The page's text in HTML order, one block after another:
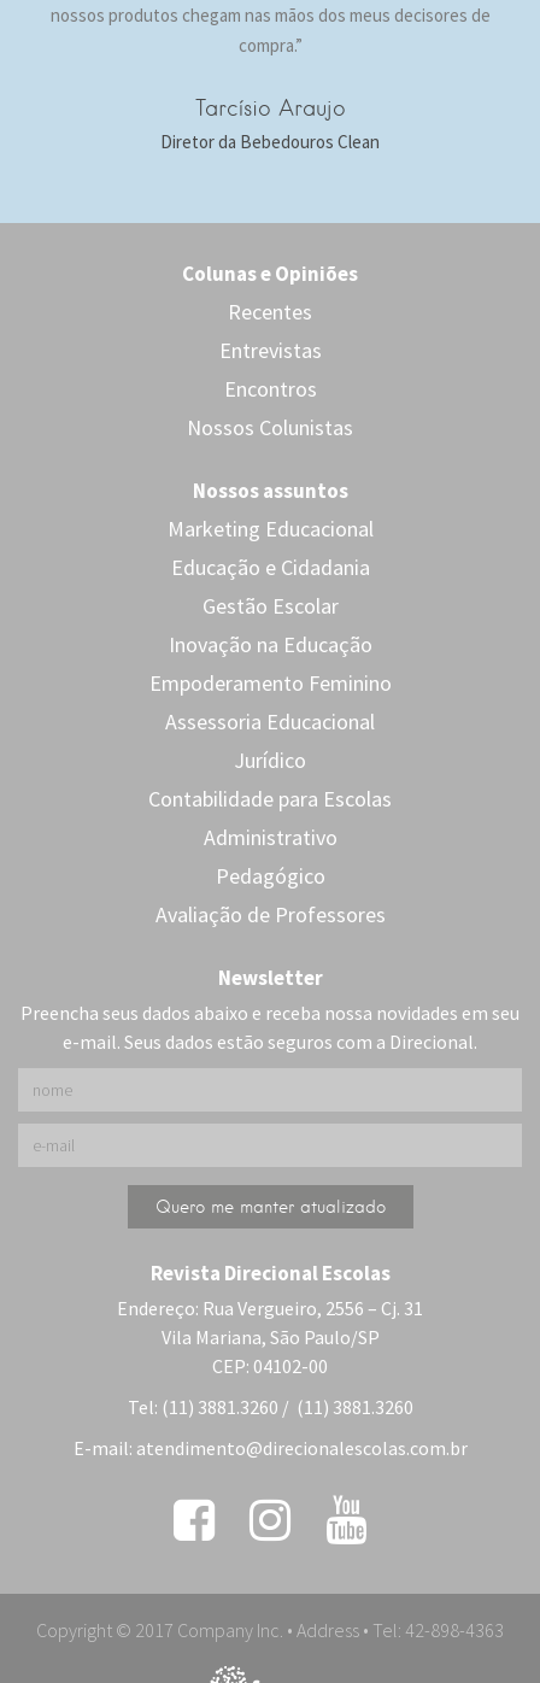
nossos produtos chegam nas mãos dos meus decisores de
compra.”
Tarcísio Araujo
Diretor da Bebedouros Clean
Colunas e Opiniões
Recentes
Entrevistas
Encontros
Nossos Colunistas
Nossos assuntos
Marketing Educacional
Educação e Cidadania
Gestão Escolar
Inovação na Educação
Empoderamento Feminino
Assessoria Educacional
Jurídico
Contabilidade para Escolas
Administrativo
Pedagógico
Avaliação de Professores
Newsletter
Preencha seus dados abaixo e receba nossa novidades em seu
e-mail. Seus dados estão seguros com a Direcional.
Revista Direcional Escolas
Endereço: Rua Vergueiro, 2556 – Cj. 31
Vila Mariana, São Paulo/SP
CEP: 04102-00
Tel: (11) 3881.3260 / (11) 3881.3260
E-mail: atendimento@direcionalescolas.com.br
Copyright © 2017 Company Inc. • Address • Tel: 42-898-4363